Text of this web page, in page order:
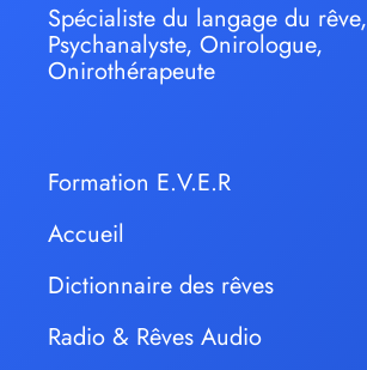
Spécialiste du langage du rêve,
Psychanalyste, Onirologue,
Onirothérapeute
Formation E.V.E.R
Accueil
Dictionnaire des rêves
Radio & Rêves Audio